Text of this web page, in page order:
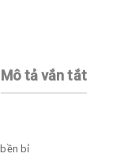
Mô tả vắn tắt
bỉ